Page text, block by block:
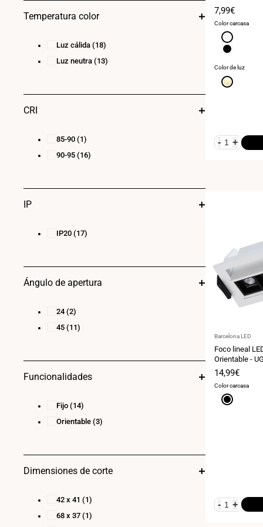
Precio
de
venta
7,99€
Color carcasa
Blanco
Negro
Color de luz
Blanco
- +
Proveedor:
Barcelona LED
Foco lineal
Orientable -
OSRAM - 2800K
Precio
de
venta
14,99€
Color carcasa
Negro
- +
Temperatura color
Luz cálida (18)
Luz neutra (13)
CRI
85-90 (1)
90-95 (16)
IP
IP20 (17)
Ángulo de apertura
24 (2)
45 (11)
Funcionalidades
Fijo (14)
Orientable (3)
Dimensiones de corte
42 x 41 (1)
68 x 37 (1)